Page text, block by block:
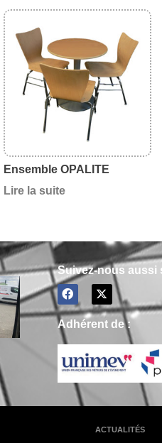
Ensemble OPALITE
Lire la suite
Suivez-nous aussi
Adhérent de :
ACTUALITÉS